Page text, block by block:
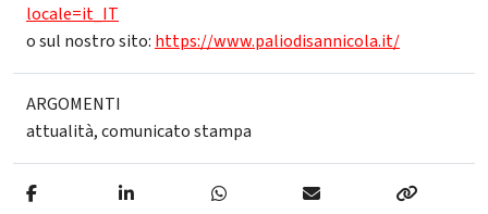
locale=it_IT
o sul nostro sito: https://www.paliodisannicola.it/
ARGOMENTI
attualità,comunicato stampa